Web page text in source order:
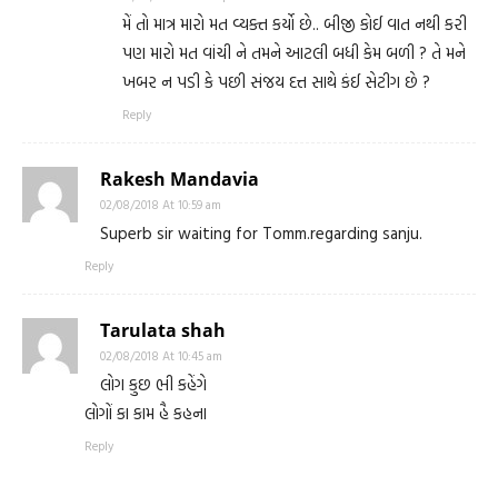
મેં તો માત્ર મારો મત વ્યક્ત કર્યો છે.. બીજી કોઈ વાત નથી કરી
પણ મારો મત વાંચી ને તમને આટલી બધી કેમ બળી ? તે મને
ખબર ન પડી કે પછી સંજય દત્ત સાથે કંઈ સેટીગ છે ?
Reply
Rakesh Mandavia
02/08/2018 At 10:59 am
Superb sir waiting for Tomm.regarding sanju.
Reply
Tarulata shah
02/08/2018 At 10:45 am
લોગ કુછ ભી કહેંગે
લોગોં કા કામ હૈ કહના
Reply